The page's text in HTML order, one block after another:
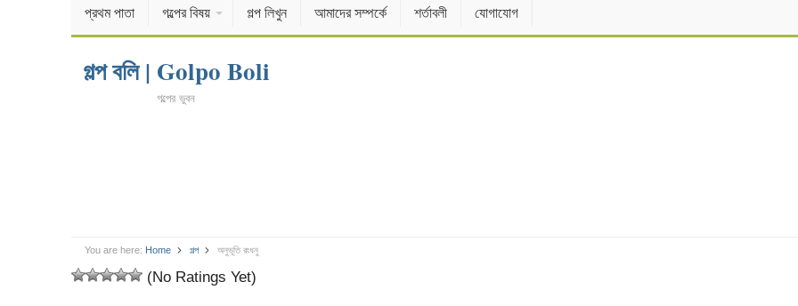
প্রথম পাতা গল্পের বিষয় গল্প লিখুন আমাদের সম্পর্কে শর্তাবলী যোগাযোগ
গল্প বলি | Golpo Boli
গল্পের ভুবন
You are here: Home গল্প অনুভূতি রংধনু
(No Ratings Yet)